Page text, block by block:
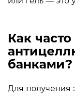
Как
банками?
Для получения